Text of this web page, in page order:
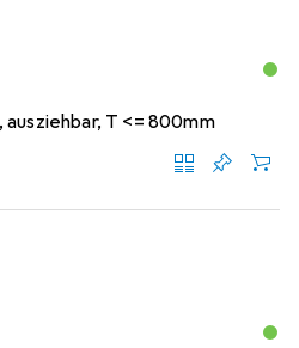
ausziehbar, T <= 800mm